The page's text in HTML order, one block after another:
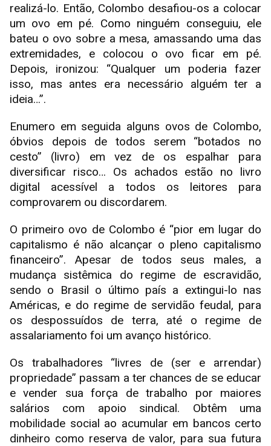
realizá-lo. Então, Colombo desafiou-os a colocar
um ovo em pé. Como ninguém conseguiu, ele
bateu o ovo sobre a mesa, amassando uma das
extremidades, e colocou o ovo ficar em pé.
Depois, ironizou: “Qualquer um poderia fazer
isso, mas antes era necessário alguém ter a
ideia…”.
Enumero em seguida alguns ovos de Colombo,
óbvios depois de todos serem “botados no
cesto” (livro) em vez de os espalhar para
diversificar risco… Os achados estão no livro
digital acessível a todos os leitores para
comprovarem ou discordarem.
O primeiro ovo de Colombo é “pior em lugar do
capitalismo é não alcançar o pleno capitalismo
financeiro”. Apesar de todos seus males, a
mudança sistêmica do regime de escravidão,
sendo o Brasil o último país a extingui-lo nas
Américas, e do regime de servidão feudal, para
os despossuídos de terra, até o regime de
assalariamento foi um avanço histórico.
Os trabalhadores “livres de (ser e arrendar)
propriedade” passam a ter chances de se educar
e vender sua força de trabalho por maiores
salários com apoio sindical. Obtêm uma
mobilidade social ao acumular em bancos certo
dinheiro como reserva de valor, para sua futura